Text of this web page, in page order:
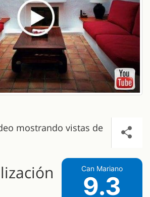
mostrando vistas de
Can Mariano
9.3